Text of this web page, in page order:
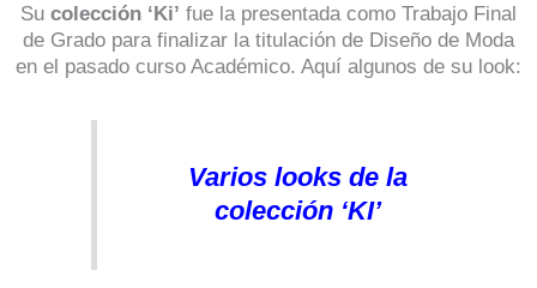
Su colección ‘Ki’ fue la presentada como Trabajo Final
de Grado para finalizar la titulación de Diseño de Moda
en el pasado curso Académico. Aquí algunos de su look:
Varios looks de la
colección ‘KI’